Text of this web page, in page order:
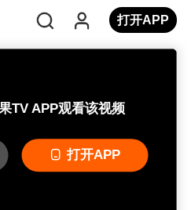
打开APP
TV APP观看该视频
打开APP